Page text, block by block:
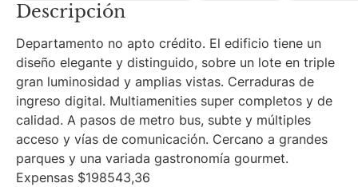
Descripción
Departamento no apto crédito. El edificio tiene un
diseño elegante y distinguido, sobre un lote en triple
gran luminosidad y amplias vistas. Cerraduras de
ingreso digital. Multiamenities super completos y de
calidad. A pasos de metro bus, subte y múltiples
acceso y vías de comunicación. Cercano a grandes
parques y una variada gastronomía gourmet.
Expensas $198543,36